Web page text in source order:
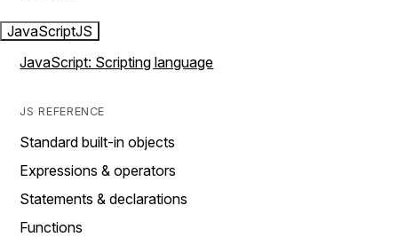
JavaScriptJS
JavaScript: Scripting language
JS REFERENCE
Standard built-in objects
Expressions & operators
Statements & declarations
Functions